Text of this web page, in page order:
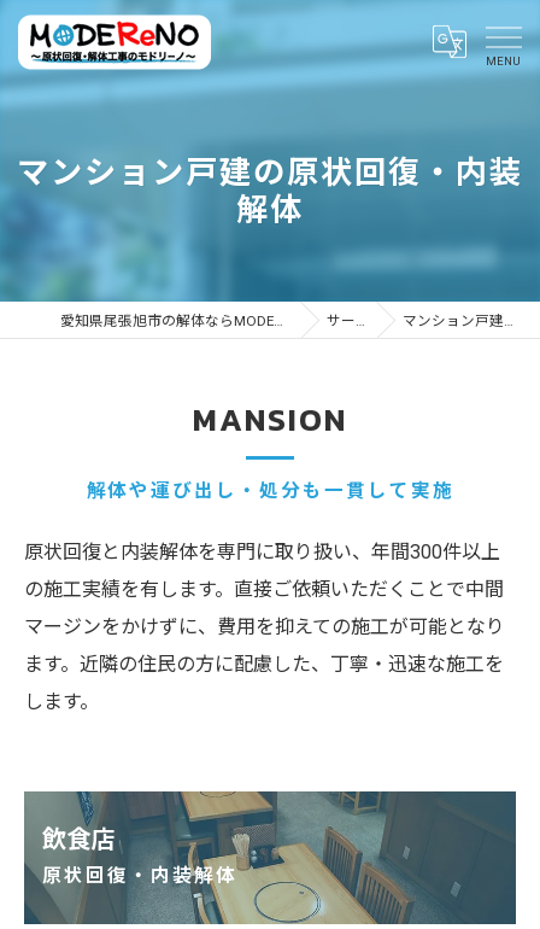
マンション戸建の原状回復・内装
解体
愛知県尾張旭市の解体ならMODEReNO ～原状回復・解体工事のモドリーノ～ サービス内容 マンション戸建の原状回復・内装解体
解体や運び出し・処分も一貫して実施
MANSION
原状回復と内装解体を専門に取り扱い、年間300件以上
の施工実績を有します。直接ご依頼いただくことで中間
マージンをかけずに、費用を抑えての施工が可能となり
ます。近隣の住民の方に配慮した、丁寧・迅速な施工を
します。
飲食店
原状回復・内装解体